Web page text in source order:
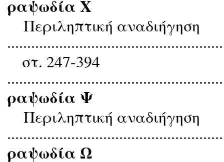
ραψωδία Χ
Περιληπτική αναδιήγηση
στ. 247-394
ραψωδία Ψ
Περιληπτική αναδιήγηση
ραψωδία Ω